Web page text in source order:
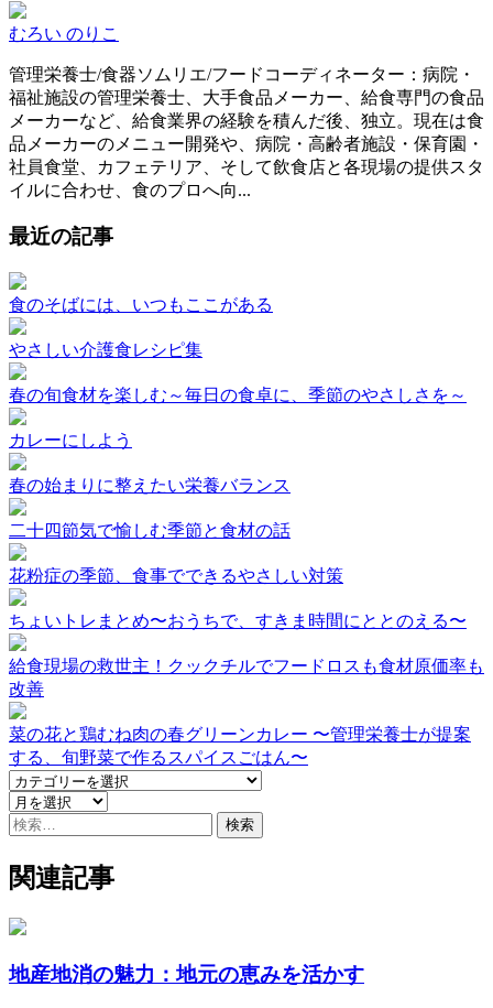
むろい のりこ
管理栄養士/食器ソムリエ/フードコーディネーター：病院・
福祉施設の管理栄養士、大手食品メーカー、給食専門の食品
メーカーなど、給食業界の経験を積んだ後、独立。現在は食
品メーカーのメニュー開発や、病院・高齢者施設・保育園・
社員食堂、カフェテリア、そして飲食店と各現場の提供スタ
イルに合わせ、食のプロへ向...
最近の記事
食のそばには、いつもここがある
やさしい介護食レシピ集
春の旬食材を楽しむ～毎日の食卓に、季節のやさしさを～
カレーにしよう
春の始まりに整えたい栄養バランス
二十四節気で愉しむ季節と食材の話
花粉症の季節、食事でできるやさしい対策
ちょいトレまとめ〜おうちで、すきま時間にととのえる〜
給食現場の救世主！クックチルでフードロスも食材原価率も
改善
菜の花と鶏むね肉の春グリーンカレー 〜管理栄養士が提案
する、旬野菜で作るスパイスごはん〜
検
関連記事
地産地消の魅力：地元の恵みを活かす